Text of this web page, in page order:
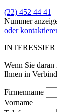
(22) 452 44 41
Nummer
oder
Wenn Sie
Ihnen in
Firmenname
Vorname